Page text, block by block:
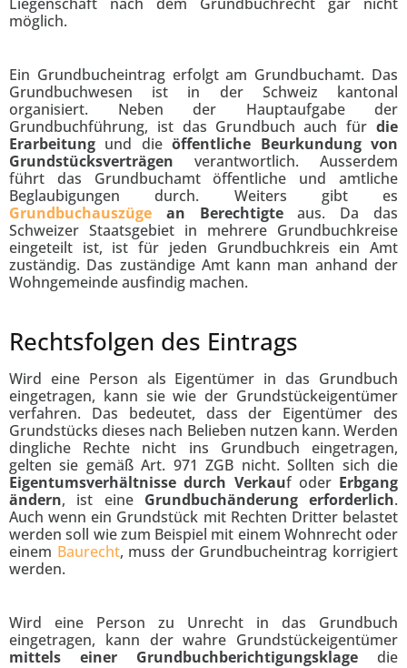
Liegenschaft nach dem Grundbuchrecht gar nicht
möglich.
Ein Grundbucheintrag erfolgt am Grundbuchamt. Das
Grundbuchwesen ist in der Schweiz kantonal
organisiert. Neben der Hauptaufgabe der
Grundbuchführung, ist das Grundbuch auch für die
Erarbeitung und dieöffentliche Beurkundung von
Grundstücksverträgen verantwortlich. Ausserdem
führt das Grundbuchamt öffentliche und amtliche
Beglaubigungen durch. Weiters gibt es
Grundbuchauszüge an Berechtigteaus. Da das
Schweizer Staatsgebiet in mehrere Grundbuchkreise
eingeteilt ist, ist für jeden Grundbuchkreis ein Amt
zuständig. Das zuständige Amt kann man anhand der
Wohngemeinde ausfindig machen.
Rechtsfolgen des Eintrags
Wird eine Person als Eigentümer in das Grundbuch
eingetragen, kann sie wie der Grundstückeigentümer
verfahren. Das bedeutet, dass der Eigentümer des
Grundstücks dieses nach Belieben nutzen kann. Werden
dingliche Rechte nicht ins Grundbuch eingetragen,
gelten sie gemäß Art. 971 ZGB nicht. Sollten sich die
Eigentumsverhältnisse durch Verkauf oder Erbgang
ändern, ist eine Grundbuchänderung erforderlich.
Auch wenn ein Grundstück mit Rechten Dritter belastet
werden soll wie zum Beispiel mit einem Wohnrecht oder
einem Baurecht, muss der Grundbucheintrag korrigiert
werden.
Wird eine Person zu Unrecht in das Grundbuch
eingetragen, kann der wahre Grundstückeigentümer
mittels einer Grundbuchberichtigungsklage die